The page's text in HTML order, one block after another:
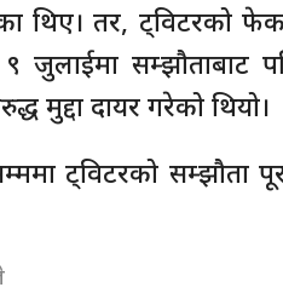
थिए। तर, ट्विटरको
जुलाईमा सम्झौताबाट
मुद्दा दायर गरेको थियो।
ट्विटरको सम्झौता